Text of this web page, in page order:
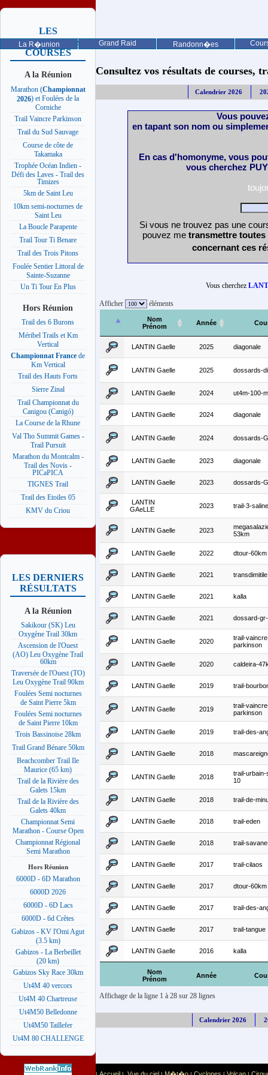
La R�union Grand Raid Randonn�es
LES
PROCHAINES
COURSES
A la Réunion
Marathon (Championnat
2026) et Foulées de la
Corniche
Trail Vaincre Parkinson
Trail du Sud Sauvage
Course de côte de
Takamaka
Trophée Océan Indien -
Défi des Laves - Trail des
Timizes
5km de Saint Leu
10km semi-nocturnes de
Saint Leu
La Boucle Parapente
Trail Tour Ti Benare
Trail des Trois Pitons
Foulée Sentier Littoral de
Sainte-Suzanne
Un Ti Tour En Plus
Hors Réunion
Trail des 6 Burons
Méribel Trails et Km
Vertical
Championnat France de
Km Vertical
Trail des Hauts Forts
Sierre Zinal
Trail Championnat du
Canigou (Canigó)
La Course de la Rhune
Val Tho Summit Games -
Trail Pursuit
Marathon du Montcalm -
Trail des Novis -
PICaPICA
TIGNES Trail
Trail des Etoiles 05
KMV du Criou
LES DERNIERS
RÉSULTATS
A la Réunion
Sakikour (SK) Leu
Oxygène Trail 30km
Ascension de l'Ouest
(AO) Leu Oxygène Trail
60km
Traversée de l'Ouest (TO)
Leu Oxygène Trail 90km
Foulées Semi nocturnes
de Saint Pierre 5km
Foulées Semi nocturnes
de Saint Pierre 10km
Trois Bassinoise 28km
Trail Grand Bénare 50km
Beachcomber Trail Ile
Maurice (65 km)
Trail de la Rivière des
Galets 15km
Trail de la Rivière des
Galets 40km
Championnat Semi
Marathon - Course Open
Championnat Régional
Semi Marathon
Hors Réunion
6000D - 6D Marathon
6000D 2026
6000D - 6D Lacs
6000D - 6d Crêtes
Gabizos - KV l'Omi Agut
(3.5 km)
Gabizos - La Berbeillet
(20 km)
Gabizos Sky Race 30km
Ut4M 40 vercors
Ut4M 40 Chartreuse
Ut4M50 Belledonne
Ut4M50 Taillefer
Ut4M 80 CHALLENGE
Consultez vos résultats de courses,
Calendrier 2026
Vous
en tapant son nom ou
En cas d'homonyme, vous
vous cherchez
Si vous ne trouvez pas une
pouvez me transmettre
concernant ces
Vous cherchez
Afficher éléments
Nom
Prénom
Année
Nom
Prénom
Année
LANTIN Gaelle 2025 diagonale
LANTIN Gaelle 2025 dossards-
LANTIN Gaelle 2024 ut4m-100-
LANTIN Gaelle 2024 diagonale
LANTIN Gaelle 2024 dossards-
LANTIN Gaelle 2023 diagonale
LANTIN Gaelle 2023 dossards-
LANTIN
GAeLLE
2023 trail-3-
LANTIN Gaelle 2023
53km
LANTIN Gaelle 2022 dtour-60km
LANTIN Gaelle 2021 transdimitile
LANTIN Gaelle 2021 kalla
LANTIN Gaelle 2021 dossard-
LANTIN Gaelle 2020
trail-
parkinson
LANTIN Gaelle 2020 caldeira-
LANTIN Gaelle 2019 trail-
LANTIN Gaelle 2019
trail-
parkinson
LANTIN Gaelle 2019 trail-des-
LANTIN Gaelle 2018
LANTIN Gaelle 2018
trail-
10
LANTIN Gaelle 2018 trail-de-
LANTIN Gaelle 2018 trail-eden
LANTIN Gaelle 2018 trail-
LANTIN Gaelle 2017 trail-cilaos
LANTIN Gaelle 2017 dtour-60km
LANTIN Gaelle 2017 trail-des-
LANTIN Gaelle 2017 trail-tangue
LANTIN Gaelle 2016 kalla
Affichage de la ligne 1 à 28 sur 28 lignes
Calendrier 2026